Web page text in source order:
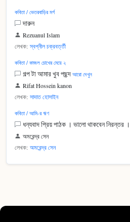
কবিতা / ভেতরবাড়ির মর্গ
দারুন
Rezuanul Islam
লেখক: স্বপ্নীল চক্রবর্ত্তী
কবিতা / কাজল চোখের মেয়ে ২
গল্প টা আমার খুব পছন্দ আরো দেখুন
Rifat Hossein kanon
লেখক: সাদাত হোসাইন
কবিতা / আমি-র ঋণ
ধন্যবাদ প্রিয় পাঠক । ভালো থাকবেন নিরন্তর ।
অমরেন্দ্র সেন
লেখক: অমরেন্দ্র সেন